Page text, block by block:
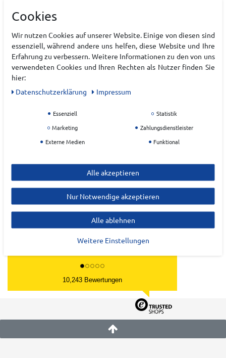
SNOWLINE SPIKES
CHAINSEN WALK
35,99 €*
SNOWLINE SPIKES
Alles Bestens
Datum der Veröffentlichung: 08.08.2026
Datum der Kauferfahrung: 01.08.2026
10,243 Bewertungen
Cookies
Wir nutzen Cookies auf unserer Website. Einige von diesen sind
essenziell, während andere uns helfen, diese Website und Ihre
Erfahrung zu verbessern. Weitere Informationen zu den von uns
verwendeten Cookies und Ihren Rechten als Nutzer finden Sie
hier:
Daten­schutz­erklärung
Impressum
Essenziell
Statistik
Marketing
Zahlungsdienstleister
Externe Medien
Funktional
Alle akzeptieren
Nur Notwendige akzeptieren
Alle ablehnen
Weitere Einstellungen